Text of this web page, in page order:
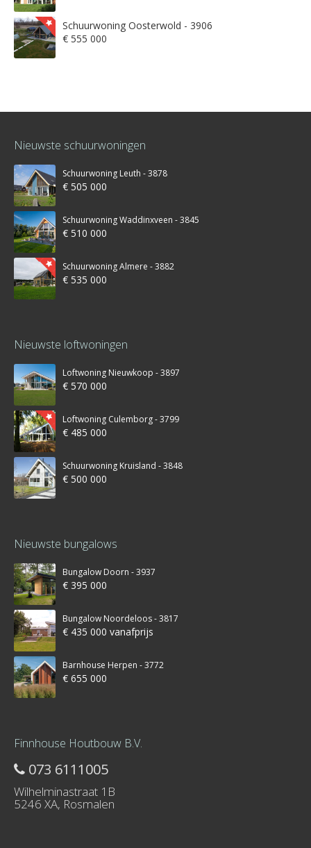
Schuurwoning Oosterwold - 3906
€ 555 000
Nieuwste schuurwoningen
Schuurwoning Leuth - 3878
€ 505 000
Schuurwoning Waddinxveen - 3845
€ 510 000
Schuurwoning Almere - 3882
€ 535 000
Nieuwste loftwoningen
Loftwoning Nieuwkoop - 3897
€ 570 000
Loftwoning Culemborg - 3799
€ 485 000
Schuurwoning Kruisland - 3848
€ 500 000
Nieuwste bungalows
Bungalow Doorn - 3937
€ 395 000
Bungalow Noordeloos - 3817
€ 435 000 vanafprijs
Barnhouse Herpen - 3772
€ 655 000
Finnhouse Houtbouw B.V.
073 6111005
Wilhelminastraat 1B
5246 XA, Rosmalen